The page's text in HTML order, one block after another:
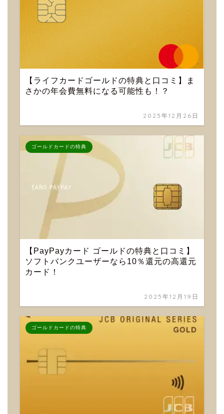
【ライフカードゴールドの特典と口コミ】ま
さかの年会費無料になる可能性も！？
2025年12月26日
ゴールドカードの特典
【PayPayカード ゴールドの特典と口コミ】
ソフトバンクユーザーなら10％還元の高還元
カード！
2025年12月19日
ゴールドカードの特典